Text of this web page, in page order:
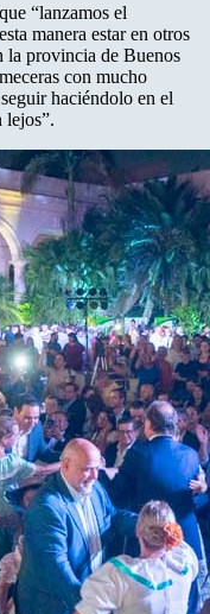
“lanzamos el
manera estar en otros
la provincia de Buenos
con mucho
haciéndolo en el
lejos”.